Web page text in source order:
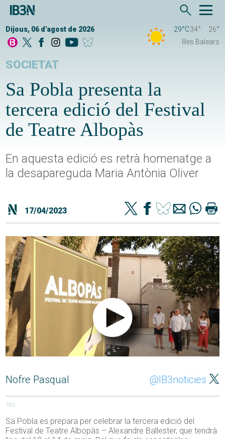
Dijous, 06 d'agost de 2026 29°C34°
26°
Illes Balears
SOCIETAT
Sa Pobla presenta la
tercera edició del Festival
de Teatre Albopàs
En aquesta edició es retrà homenatge a
la desapareguda Maria Antònia Oliver
17/04/2023
Nofre Pasqual @IB3noticies
185
Sa Pobla es prepara per celebrar la tercera edició del
Festival de Teatre Albopàs – Alexandre Ballester, que tendrà